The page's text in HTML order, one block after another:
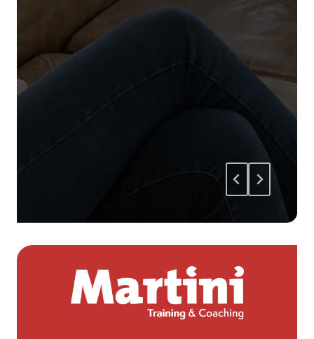
niet alleen individueel groeien, maar
ook van elkaar leren. Kortom, Marjolein
Martini is een professionele, betrokken
ontwikkeling van deelnemers.